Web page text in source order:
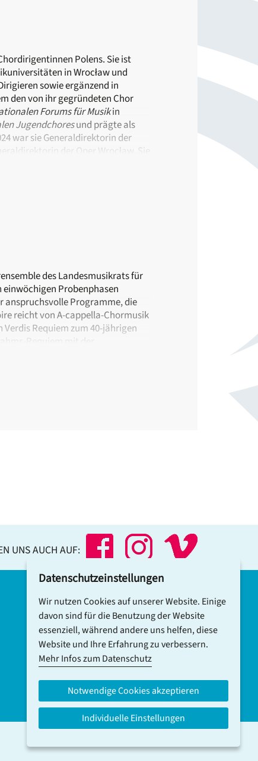
Polens. Sie ist
in Wrocław und
sowie ergänzend in
den von ihr gegründeten Chor
Forums für Musikin
Jugendchoresund prägte als
war sie Generaldirektorin der
der Oper Wrocław. Sie
und Dirigenten weltweit.
des Landesmusikrats für
einwöchigen Probenphasen
anspruchsvolle Programme, die
reicht von A-cappella-Chormusik
Requiem zum 40-jährigen
Requiem mit der
UNS AUCH AUF:
DCV-NEWSLETTER ABONNIEREN
Datenschutzeinstellungen
Wir nutzen Cookies auf unserer Website. Einige
davon sind für die Benutzung der Website
essenziell, während andere uns helfen, diese
Website und Ihre Erfahrung zu verbessern.
Mehr Infos zum Datenschutz
Notwendige Cookies akzeptieren
Individuelle Einstellungen